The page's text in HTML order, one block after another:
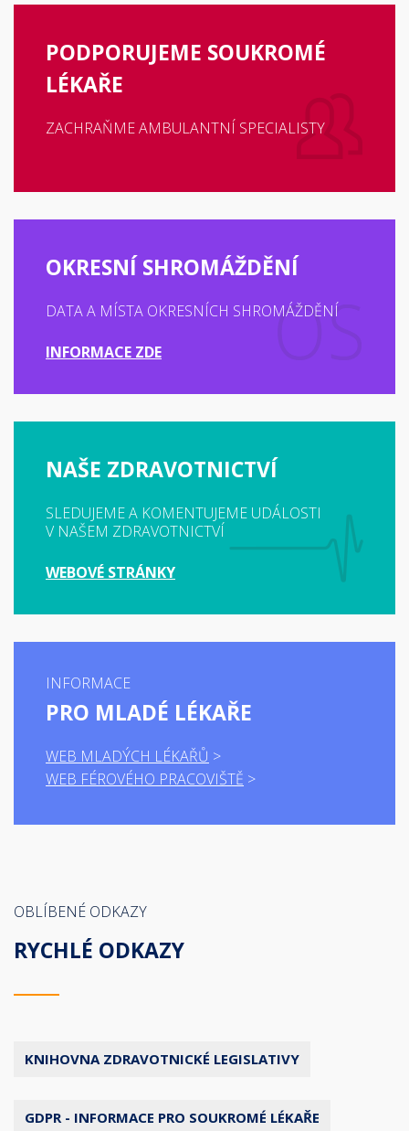
PODPORUJEME SOUKROMÉ
LÉKAŘE
ZACHRAŇME AMBULANTNÍ SPECIALISTY
OKRESNÍ SHROMÁŽDĚNÍ
DATA A MÍSTA OKRESNÍCH SHROMÁŽDĚNÍ
INFORMACE ZDE
NAŠE ZDRAVOTNICTVÍ
SLEDUJEME A KOMENTUJEME UDÁLOSTI
V NAŠEM ZDRAVOTNICTVÍ
WEBOVÉ STRÁNKY
INFORMACE
PRO MLADÉ LÉKAŘE
WEB MLADÝCH LÉKAŘŮ
WEB FÉROVÉHO PRACOVIŠTĚ
OBLÍBENÉ ODKAZY
RYCHLÉ ODKAZY
KNIHOVNA ZDRAVOTNICKÉ LEGISLATIVY
GDPR - INFORMACE PRO SOUKROMÉ LÉKAŘE